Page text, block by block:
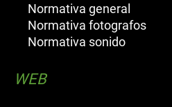
Normativa general
Normativa fotografos
Normativa sonido
WEB